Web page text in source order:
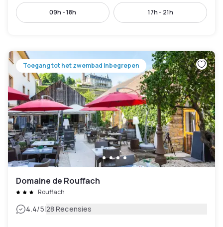
09h - 18h 17h - 21h
Toegang tot het zwembad inbegrepen
Domaine de Rouffach
Rouffach
4.4/5|28 Recensies